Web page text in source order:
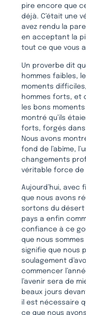
pire encore que
déjà. C’était une
avez rendu la
en acceptant la
tout ce que vous
Un proverbe dit
hommes faibles,
moments
hommes forts, et
les bons
montré qu’ils
forts, forgés
Nous avons
fond de l’abîme,
changements
véritable force de
Aujourd’hui, avec
que nous avons
sortons du
pays a enfin
confiance à ce
que nous
signifie que nous
soulagement
commencer
l’avenir sera de
beaux jours
il est nécessaire
ce que nous